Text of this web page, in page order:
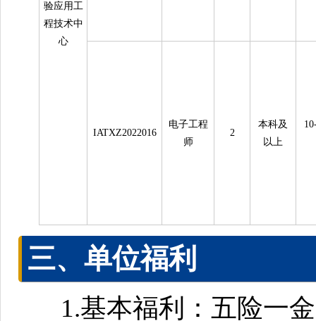
验应用工
程技术中
心
IATXZ2022016
电子工程
师
2
本科及
以上
三、单位福利
1.基本福利：五险一